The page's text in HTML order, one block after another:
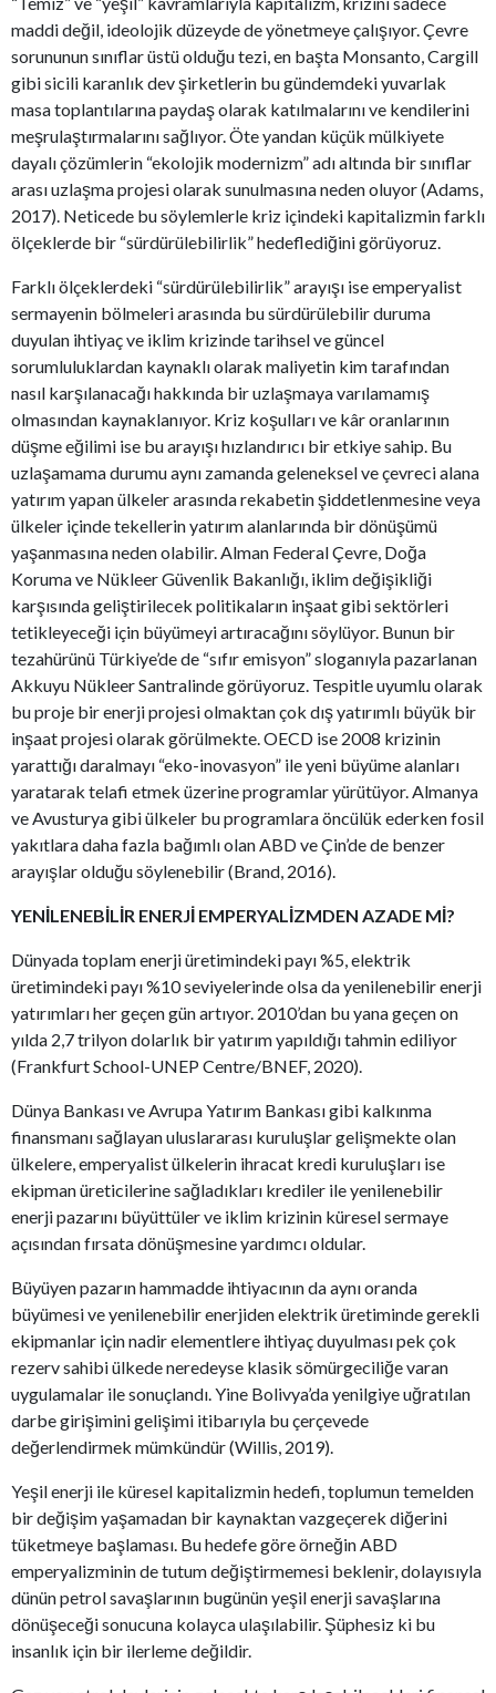
maddi değil, ideolojik düzeyde de yönetmeye çalışıyor. Çevre
sorununun sınıflar üstü olduğu tezi, en başta Monsanto, Cargill
gibi sicili karanlık dev şirketlerin bu gündemdeki yuvarlak
masa toplantılarına paydaş olarak katılmalarını ve kendilerini
meşrulaştırmalarını sağlıyor. Öte yandan küçük mülkiyete
dayalı çözümlerin “ekolojik modernizm” adı altında bir sınıflar
arası uzlaşma projesi olarak sunulmasına neden oluyor (Adams,
2017). Neticede bu söylemlerle kriz içindeki kapitalizmin farklı
ölçeklerde bir “sürdürülebilirlik” hedeflediğini görüyoruz.
Farklı ölçeklerdeki “sürdürülebilirlik” arayışı ise emperyalist
sermayenin bölmeleri arasında bu sürdürülebilir duruma
duyulan ihtiyaç ve iklim krizinde tarihsel ve güncel
sorumluluklardan kaynaklı olarak maliyetin kim tarafından
nasıl karşılanacağı hakkında bir uzlaşmaya varılamamış
olmasından kaynaklanıyor. Kriz koşulları ve kâr oranlarının
düşme eğilimi ise bu arayışı hızlandırıcı bir etkiye sahip. Bu
uzlaşamama durumu aynı zamanda geleneksel ve çevreci alana
yatırım yapan ülkeler arasında rekabetin şiddetlenmesine veya
ülkeler içinde tekellerin yatırım alanlarında bir dönüşümü
yaşanmasına neden olabilir. Alman Federal Çevre, Doğa
Koruma ve Nükleer Güvenlik Bakanlığı, iklim değişikliği
karşısında geliştirilecek politikaların inşaat gibi sektörleri
tetikleyeceği için büyümeyi artıracağını söylüyor. Bunun bir
tezahürünü Türkiye’de de “sıfır emisyon” sloganıyla pazarlanan
Akkuyu Nükleer Santralinde görüyoruz. Tespitle uyumlu olarak
bu proje bir enerji projesi olmaktan çok dış yatırımlı büyük bir
inşaat projesi olarak görülmekte. OECD ise 2008 krizinin
yarattığı daralmayı “eko-inovasyon” ile yeni büyüme alanları
yaratarak telafi etmek üzerine programlar yürütüyor. Almanya
ve Avusturya gibi ülkeler bu programlara öncülük ederken fosil
yakıtlara daha fazla bağımlı olan ABD ve Çin’de de benzer
arayışlar olduğu söylenebilir (Brand, 2016).
YENİLENEBİLİR ENERJİ EMPERYALİZMDEN AZADE Mİ?
Dünyada toplam enerji üretimindeki payı %5, elektrik
üretimindeki payı %10 seviyelerinde olsa da yenilenebilir enerji
yatırımları her geçen gün artıyor. 2010’dan bu yana geçen on
yılda 2,7 trilyon dolarlık bir yatırım yapıldığı tahmin ediliyor
(Frankfurt School-UNEP Centre/BNEF, 2020).
Dünya Bankası ve Avrupa Yatırım Bankası gibi kalkınma
finansmanı sağlayan uluslararası kuruluşlar gelişmekte olan
ülkelere, emperyalist ülkelerin ihracat kredi kuruluşları ise
ekipman üreticilerine sağladıkları krediler ile yenilenebilir
enerji pazarını büyüttüler ve iklim krizinin küresel sermaye
açısından fırsata dönüşmesine yardımcı oldular.
Büyüyen pazarın hammadde ihtiyacının da aynı oranda
büyümesi ve yenilenebilir enerjiden elektrik üretiminde gerekli
ekipmanlar için nadir elementlere ihtiyaç duyulması pek çok
rezerv sahibi ülkede neredeyse klasik sömürgeciliğe varan
uygulamalar ile sonuçlandı. Yine Bolivya’da yenilgiye uğratılan
darbe girişimini gelişimi itibarıyla bu çerçevede
değerlendirmek mümkündür (Willis, 2019).
Yeşil enerji ile küresel kapitalizmin hedefi, toplumun temelden
bir değişim yaşamadan bir kaynaktan vazgeçerek diğerini
tüketmeye başlaması. Bu hedefe göre örneğin ABD
emperyalizminin de tutum değiştirmemesi beklenir, dolayısıyla
dünün petrol savaşlarının bugünün yeşil enerji savaşlarına
dönüşeceği sonucuna kolayca ulaşılabilir. Şüphesiz ki bu
insanlık için bir ilerleme değildir.